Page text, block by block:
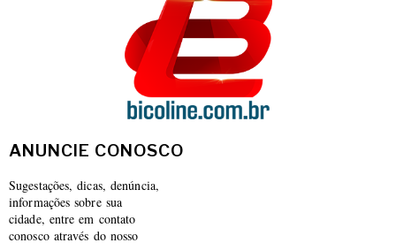
ANUNCIE CONOSCO
Sugestações, dicas, denúncia,
informações sobre sua
cidade, entre em contato
conosco através do nosso